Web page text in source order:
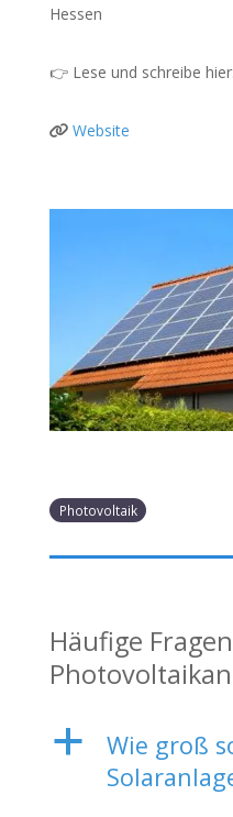
Hessen
👉 Lese und schreibe hier:
Website
Photovoltaik
Häufige
a
Wie groß